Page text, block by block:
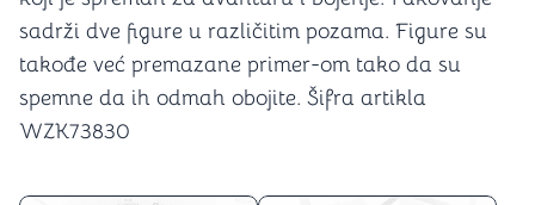
sadrži dve figure u različitim pozama. Figure su
takođe već premazane primer-om tako da su
spemne da ih odmah obojite. Šifra artikla
WZK73830